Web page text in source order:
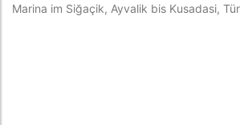
Marina im Siğaçik, Ayvalik bis Kusadasi,